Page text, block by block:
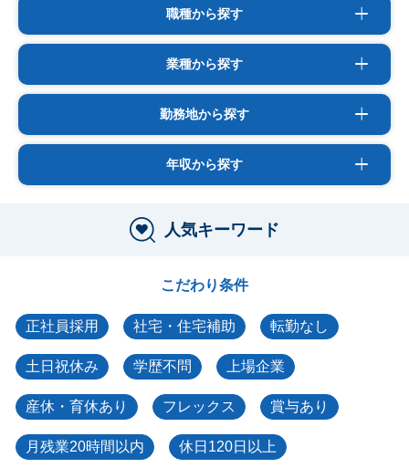
職種から探す
業種から探す
勤務地から探す
年収から探す
人気キーワード
こだわり条件
正社員採用 社宅・住宅補助 転勤なし
土日祝休み 学歴不問 上場企業
産休・育休あり フレックス 賞与あり
月残業20時間以内 休日120日以上